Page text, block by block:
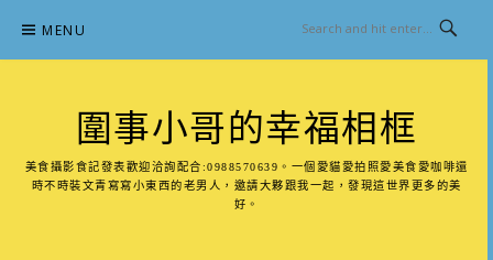
content
MENU
圍事小哥的幸福相框
美食攝影食記發表歡迎洽詢配合:0988570639。一個愛貓愛拍照愛美食愛咖啡還
時不時裝文青寫寫小東西的老男人，邀請大夥跟我一起，發現這世界更多的美
好。